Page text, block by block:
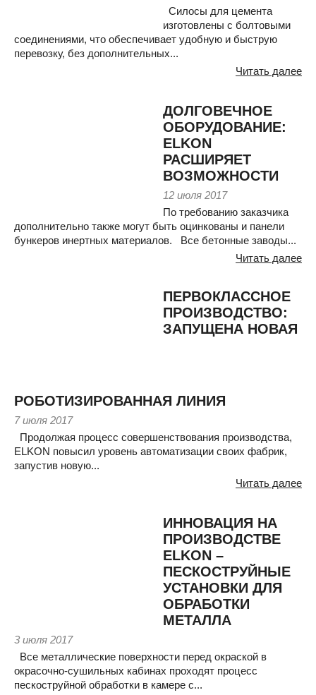
Силосы для цемента
изготовлены с болтовыми
соединениями, что обеспечивает удобную и быструю
перевозку, без дополнительных...
Читать далее
ДОЛГОВЕЧНОЕ
ОБОРУДОВАНИЕ:
ELKON
РАСШИРЯЕТ
ВОЗМОЖНОСТИ
12 июля 2017
По требованию заказчика
дополнительно также могут быть оцинкованы и панели
бункеров инертных материалов. Все бетонные заводы...
Читать далее
ПЕРВОКЛАССНОЕ
ПРОИЗВОДСТВО:
ЗАПУЩЕНА НОВАЯ
РОБОТИЗИРОВАННАЯ ЛИНИЯ
7 июля 2017
Продолжая процесс совершенствования производства,
ELKON повысил уровень автоматизации своих фабрик,
запустив новую...
Читать далее
ИННОВАЦИЯ НА
ПРОИЗВОДСТВЕ
ELKON –
ПЕСКОСТРУЙНЫЕ
УСТАНОВКИ ДЛЯ
ОБРАБОТКИ
МЕТАЛЛА
3 июля 2017
Все металлические поверхности перед окраской в
окрасочно-сушильных кабинах проходят процесс
пескоструйной обработки в камере с...